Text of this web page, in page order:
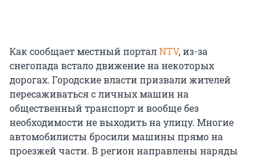
Как сообщает местный порталNTV, из-за
снегопада встало движение на некоторых
дорогах. Городские власти призвали жителей
пересаживаться с личных машин на
общественный транспорт и вообще без
необходимости не выходить на улицу. Многие
автомобилисты бросили машины прямо на
проезжей части. В регион направлены наряды